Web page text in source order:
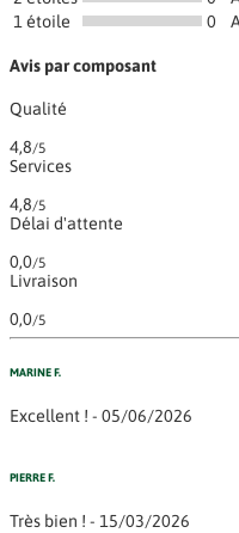
1 étoile
0
Avis par composant
Qualité
4,8/5
Services
4,8/5
Délai d'attente
0,0/5
Livraison
0,0/5
MARINE F.
Excellent ! - 05/06/2026
PIERRE F.
Très bien ! - 15/03/2026